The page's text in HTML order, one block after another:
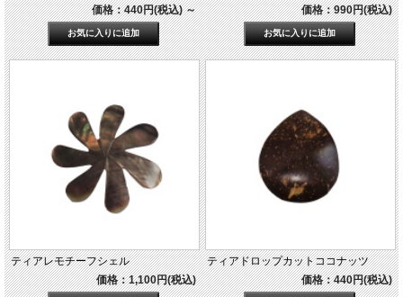
価格：440円(税込)～
価格：990円(税込)
ティアレモチーフシェル
価格：1,100円(税込)
ティアドロップカットココナッツ
価格：440円(税込)